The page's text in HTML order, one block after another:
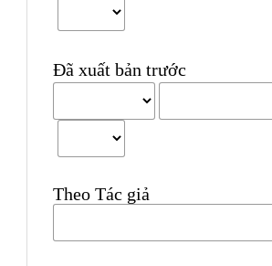
Đã xuất bản trước
Theo Tác giả